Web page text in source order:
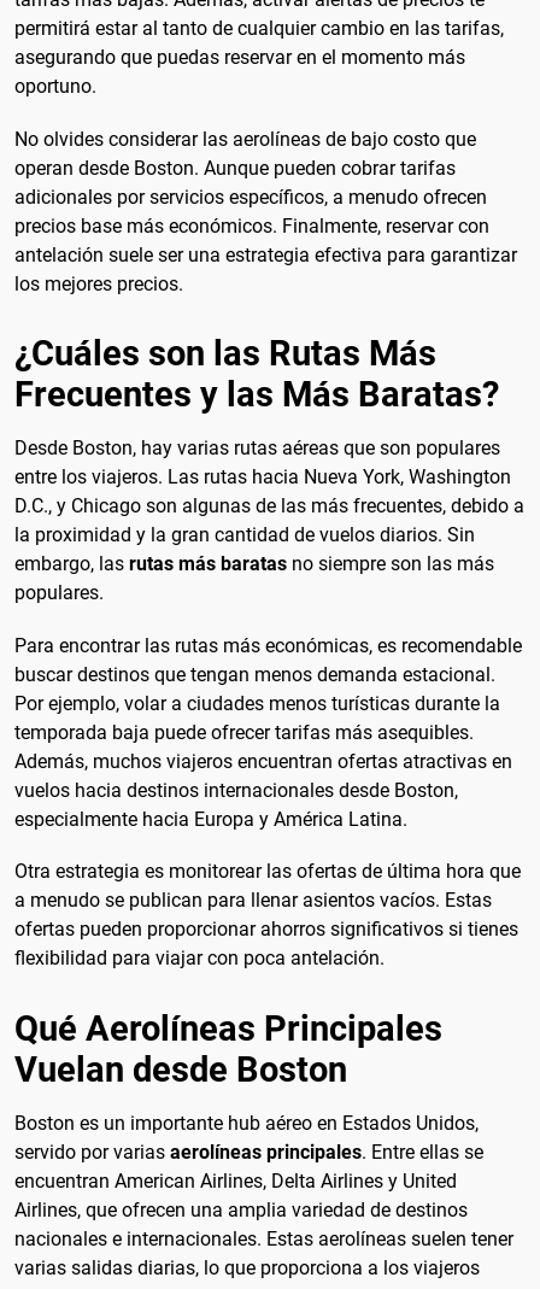
permitirá estar al tanto de cualquier cambio en las tarifas,
asegurando que puedas reservar en el momento más
oportuno.
No olvides considerar las aerolíneas de bajo costo que
operan desde Boston. Aunque pueden cobrar tarifas
adicionales por servicios específicos, a menudo ofrecen
precios base más económicos. Finalmente, reservar con
antelación suele ser una estrategia efectiva para garantizar
los mejores precios.
¿Cuáles son las Rutas Más
Frecuentes y las Más Baratas?
Desde Boston, hay varias rutas aéreas que son populares
entre los viajeros. Las rutas hacia Nueva York, Washington
D.C., y Chicago son algunas de las más frecuentes, debido a
la proximidad y la gran cantidad de vuelos diarios. Sin
embargo, las rutas más baratas no siempre son las más
populares.
Para encontrar las rutas más económicas, es recomendable
buscar destinos que tengan menos demanda estacional.
Por ejemplo, volar a ciudades menos turísticas durante la
temporada baja puede ofrecer tarifas más asequibles.
Además, muchos viajeros encuentran ofertas atractivas en
vuelos hacia destinos internacionales desde Boston,
especialmente hacia Europa y América Latina.
Otra estrategia es monitorear las ofertas de última hora que
a menudo se publican para llenar asientos vacíos. Estas
ofertas pueden proporcionar ahorros significativos si tienes
flexibilidad para viajar con poca antelación.
Qué Aerolíneas Principales
Vuelan desde Boston
Boston es un importante hub aéreo en Estados Unidos,
servido por varias aerolíneas principales. Entre ellas se
encuentran American Airlines, Delta Airlines y United
Airlines, que ofrecen una amplia variedad de destinos
nacionales e internacionales. Estas aerolíneas suelen tener
varias salidas diarias, lo que proporciona a los viajeros